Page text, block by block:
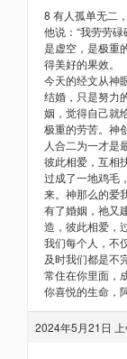
8 有人孤单无二
他说：“我劳劳
是虚空，是极重
得美好的果效。
今天的经文从神
结婚，只是努力
姻，觉得自己就
极重的劳苦。神
人合二为一才是
彼此相爱，互相
过成了一地鸡毛
来。神那么的爱
有了婚姻，祂又
造，彼此相爱，
我们每个人，不
及时我们都是不
常住在你里面，
你喜悦的生命，
2024年5月21日